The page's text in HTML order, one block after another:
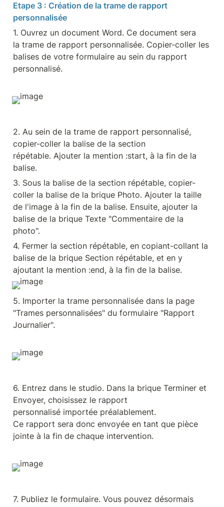
Etape 3 : Création de la trame de rapport
personnalisée
1. Ouvrez un document Word. Ce document sera
la trame de rapport personnalisée. Copier-coller les
balises de votre formulaire au sein du rapport
personnalisé.
2. Au sein de la trame de rapport personnalisé,
copier-coller la balise de la section
répétable. Ajouter la mention :start, à la fin de la
balise.
3. Sous la balise de la section répétable, copier-
coller la balise de la brique Photo. Ajouter la taille
de l'image à la fin de la balise. Ensuite, ajouter la
balise de la brique Texte "Commentaire de la
photo".
4. Fermer la section répétable, en copiant-collant la
balise de la brique Section répétable, et en y
ajoutant la mention :end, à la fin de la balise.
5. Importer la trame personnalisée dans la page
"Trames personnalisées" du formulaire "Rapport
Journalier".
6. Entrez dans le studio. Dans la brique Terminer et
Envoyer, choisissez le rapport
personnalisé importée préalablement.
Ce rapport sera donc envoyée en tant que pièce
jointe à la fin de chaque intervention.
7. Publiez le formulaire. Vous pouvez désormais